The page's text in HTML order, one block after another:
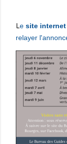
Le site internet
relayer